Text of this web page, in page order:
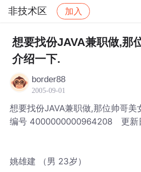
非技术区 加入
社区 非技术区 帖子详情
想要找份JAVA兼职做,那
介绍一下.
border88
2005-09-01
想要找份JAVA兼职做,那位帅哥美
编号 4000000000964208 更新
姚雄建 （男 23岁）